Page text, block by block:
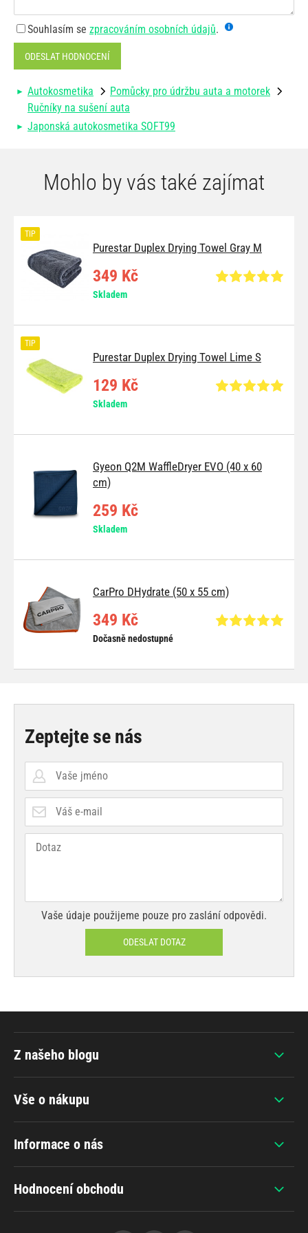
Souhlasím se zpracováním osobních údajů.
ODESLAT HODNOCENÍ
Autokosmetika
Pomůcky pro údržbu auta a motorek
Ručníky na sušení auta
Japonská autokosmetika SOFT99
Mohlo by vás také zajímat
Purestar Duplex Drying Towel Gray M
TIP
349 Kč
Skladem
Purestar Duplex Drying Towel Lime S
TIP
129 Kč
Skladem
Gyeon Q2M WaffleDryer EVO (40 x 60
cm)
259 Kč
Skladem
CarPro DHydrate (50 x 55 cm)
349 Kč
Dočasně nedostupné
Zeptejte se nás
Vaše údaje použijeme pouze pro zaslání odpovědi.
ODESLAT DOTAZ
Vše o nákupu
Informace o nás
Hodnocení obchodu
Z našeho blogu